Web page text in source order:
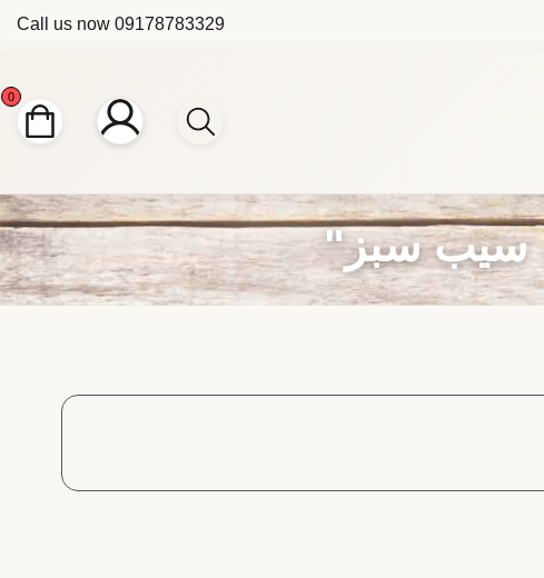
Call us now 09178783329
0
سیب سبز"